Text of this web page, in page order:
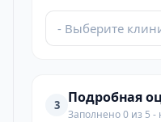
- Выберите
3 Подробная
Заполнено 0 из 5 -